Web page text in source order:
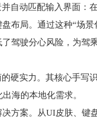
自动匹配输入界面：
布局。通过这种“场景
驾驶分心风险，为驾
实力。其核心手写
海的本地化需求。
案。从UI皮肤、键